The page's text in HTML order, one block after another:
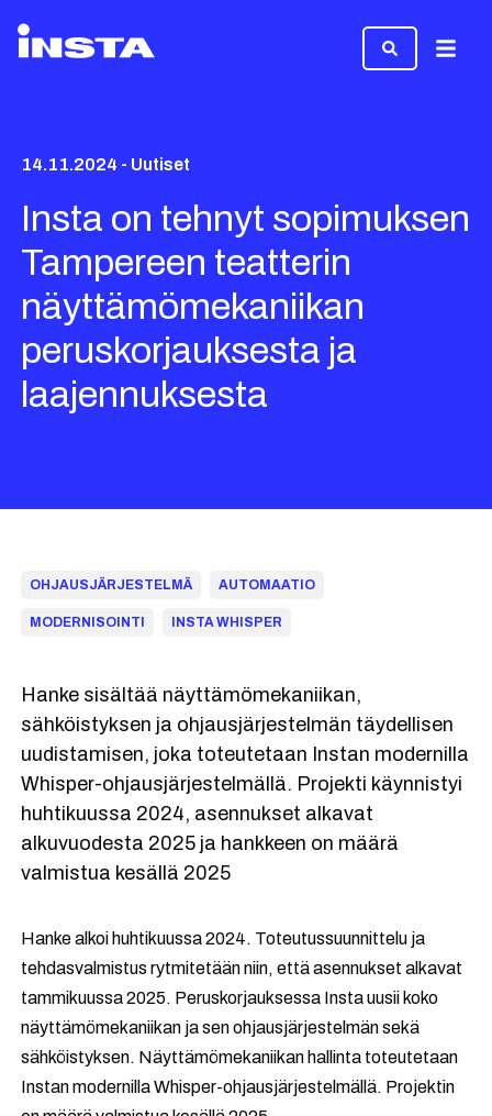
14.11.2024 - Uutiset
Insta on tehnyt sopimuksen
Tampereen teatterin
näyttämömekaniikan
peruskorjauksesta ja
laajennuksesta
OHJAUSJÄRJESTELMÄ AUTOMAATIO
MODERNISOINTI INSTA WHISPER
Hanke sisältää näyttämömekaniikan,
sähköistyksen ja ohjausjärjestelmän täydellisen
uudistamisen, joka toteutetaan Instan modernilla
Whisper-ohjausjärjestelmällä. Projekti käynnistyi
huhtikuussa 2024, asennukset alkavat
alkuvuodesta 2025 ja hankkeen on määrä
valmistua kesällä 2025
Hanke alkoi huhtikuussa 2024. Toteutussuunnittelu ja
tehdasvalmistus rytmitetään niin, että asennukset alkavat
tammikuussa 2025. Peruskorjauksessa Insta uusii koko
näyttämömekaniikan ja sen ohjausjärjestelmän sekä
sähköistyksen. Näyttämömekaniikan hallinta toteutetaan
Instan modernilla Whisper-ohjausjärjestelmällä. Projektin